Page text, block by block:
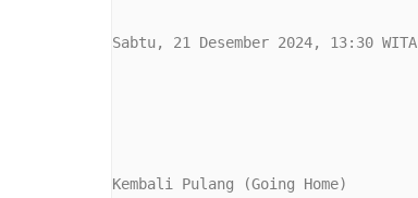
Sabtu, 21 Desember 2024, 13:30 WITA
Kembali Pulang (Going Home)